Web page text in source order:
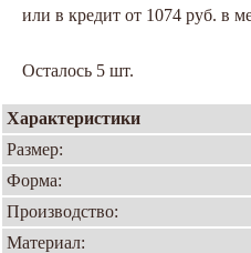
или в кредит от 1074 руб. в
Осталось 5 шт.
Характеристики
Размер:
Форма:
Производство:
Материал: